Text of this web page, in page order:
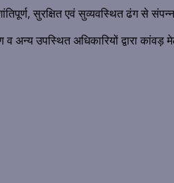
सुरक्षित एवं सुव्यवस्थित ढंग से
अन्य उपस्थित अधिकारियों द्वारा कांवड़